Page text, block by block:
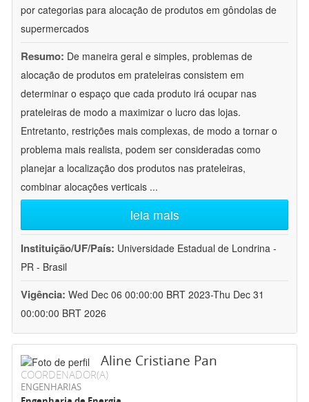
por categorias para alocação de produtos em gôndolas de
supermercados
Resumo: De maneira geral e simples, problemas de
alocação de produtos em prateleiras consistem em
determinar o espaço que cada produto irá ocupar nas
prateleiras de modo a maximizar o lucro das lojas.
Entretanto, restrições mais complexas, de modo a tornar o
problema mais realista, podem ser consideradas como
planejar a localização dos produtos nas prateleiras,
combinar alocações verticais ...
leia mais
Instituição/UF/País: Universidade Estadual de Londrina -
PR - Brasil
Vigência: Wed Dec 06 00:00:00 BRT 2023-Thu Dec 31
00:00:00 BRT 2026
Aline Cristiane Pan
COORDENADOR(A)
ENGENHARIAS